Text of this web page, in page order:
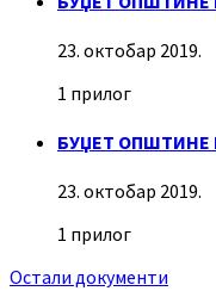
23. октобар 2019.
1 прилог
БУЏЕТ ОПШТИНЕ
23. октобар 2019.
1 прилог
Остали документи